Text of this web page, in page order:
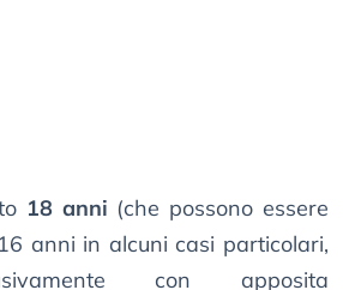
18 anni (che possono essere
anni in alcuni casi particolari,
con apposita